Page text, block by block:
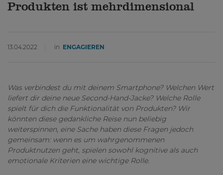
Produkten ist mehrdimensional
13.04.2022 in ENGAGIEREN
Was verbindest du mit deinem Smartphone? Welchen Wert
liefert dir deine neue Second-Hand-Jacke? Welche Rolle
spielt für dich die Funktionalität von Produkten? Wir
könnten diese gedankliche Reise nun beliebig
weiterspinnen, eine Sache haben diese Fragen jedoch
gemeinsam: wenn es um wahrgenommenen
Produktnutzen geht, spielen sowohl kognitive als auch
emotionale Kriterien eine wichtige Rolle.